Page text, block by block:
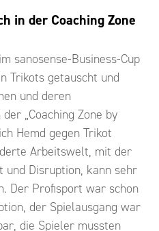
in der Coaching Zone
sanosense-Business-Cup
Trikots getauscht und
und deren
„Coaching Zone by
Hemd gegen Trikot
Arbeitswelt, mit der
und Disruption, kann sehr
Der Profisport war schon
der Spielausgang war
die Spieler mussten